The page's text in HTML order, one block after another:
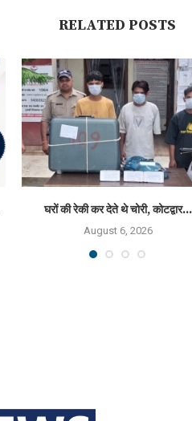
RELATED POSTS
घरों की रेकी कर देते थे चोरी, कोटद्वार...
August 6, 2026